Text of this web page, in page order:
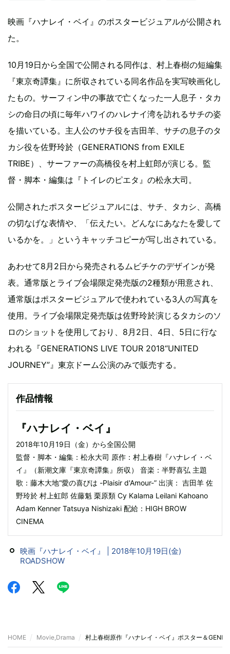
映画『ハナレイ・ベイ』のポスタービジュアルが公開され
た。
10月19日から全国で公開される同作は、村上春樹の短編集
『東京奇譚集』に所収されている同名作品を実写映画化し
たもの。サーフィン中の事故で亡くなった一人息子・タカ
シの命日の頃に毎年ハワイのハレナイ湾を訪れるサチの姿
を描いている。主人公のサチ役を吉田羊、サチの息子のタ
カシ役を佐野玲於（GENERATIONS from EXILE
TRIBE）、サーファーの高橋役を村上虹郎が演じる。監
督・脚本・編集は『トイレのピエタ』の松永大司。
公開されたポスタービジュアルには、サチ、タカシ、高橋
の切なげな表情や、「伝えたい。どんなにあなたを愛して
いるかを。」というキャッチコピーが写し出されている。
あわせて8月2日から発売されるムビチケのデザインが発
表。通常版とライブ会場限定発売版の2種類が用意され、
通常版はポスタービジュアルで使われている3人の写真を
使用。ライブ会場限定発売版は佐野玲於演じるタカシのソ
ロのショットを使用しており、8月2日、4日、5日に行な
われる『GENERATIONS LIVE TOUR 2018“UNITED
JOURNEY”』東京ドーム公演のみで販売する。
作品情報
『ハナレイ・ベイ』
2018年10月19日（金）から全国公開
監督・脚本・編集：松永大司 原作：村上春樹『ハナレイ・ベ
イ』（新潮文庫『東京奇譚集』所収） 音楽：半野喜弘 主題
歌：藤木大地“愛の喜びは -Plaisir d'Amour-” 出演： 吉田羊 佐
野玲於 村上虹郎 佐藤魁 栗原類 Cy Kalama Leilani Kahoano
Adam Kenner Tatsuya Nishizaki 配給：HIGH BROW
CINEMA
映画『ハナレイ・ベイ』 | 2018年10月19日(金)
ROADSHOW
HOME Movie,Drama 村上春樹原作『ハナレイ・ベイ』ポスター＆